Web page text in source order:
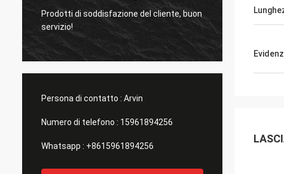
molto siamo impressionati con la qualità
delle cinghie che avete prodotto.
i vostri
miei
Persona di contatto : Arvin
Numero di telefono : 15961894256
Whatsapp : +8615961894256